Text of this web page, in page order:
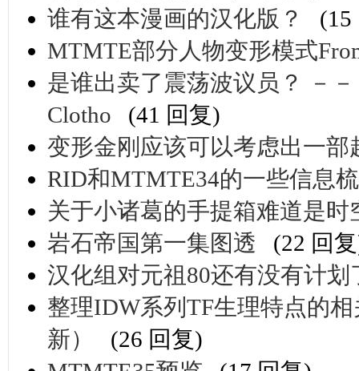
谁有这本漫画的汉化版？
(15
MTMTE部分人物变形模式
是谁出卖了震荡波议员？ －
Clotho
(41 回复)
变形金刚应该可以考虑出一部
RID和MTMTE34的一些信息
关于小诸葛的手提箱难道是时
岩石帝国第一集图透
(22 回
汉化组对元祖80还有没有计划
整理IDW系列TF生理特点的
新）
(26 回复)